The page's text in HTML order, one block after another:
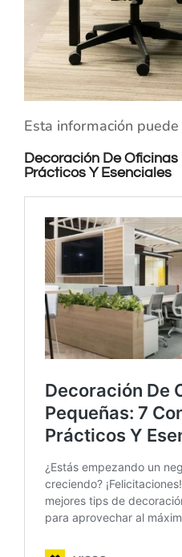
Esta información
Decoración De Oficinas
Prácticos Y Esenciales